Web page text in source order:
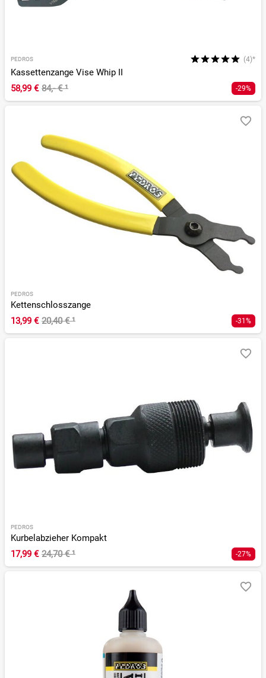
PEDROS (4)*
Kassettenzange Vise Whip II
58,99 € 84,- €¹ -29%
PEDROS
Kettenschlosszange
13,99 € 20,40 €¹ -31%
PEDROS
Kurbelabzieher Kompakt
17,99 € 24,70 €¹ -27%